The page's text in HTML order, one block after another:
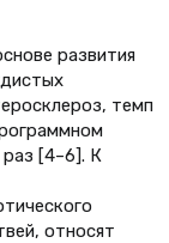
развития
темп
раз [4–6]. К
относят